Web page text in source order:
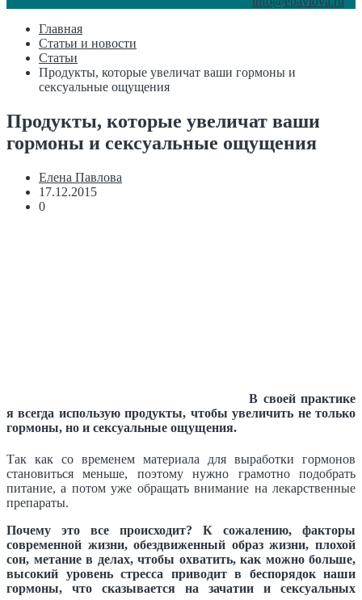
Главная
Статьи и новости
Статьи
Продукты, которые увеличат ваши гормоны и
сексуальные ощущения
Продукты, которые увеличат ваши
гормоны и сексуальные ощущения
Елена Павлова
17.12.2015
0
В своей практике
я всегда использую продукты, чтобы увеличить не только
гормоны, но и сексуальные ощущения.
Так как со временем материала для выработки гормонов
становиться меньше, поэтому нужно грамотно подобрать
питание, а потом уже обращать внимание на лекарственные
препараты.
Почему это все происходит? К сожалению, факторы
современной жизни, обездвиженный образ жизни, плохой
сон, метание в делах, чтобы охватить, как можно больше,
высокий уровень стресса приводит в беспорядок наши
гормоны, что сказывается на зачатии и сексуальных